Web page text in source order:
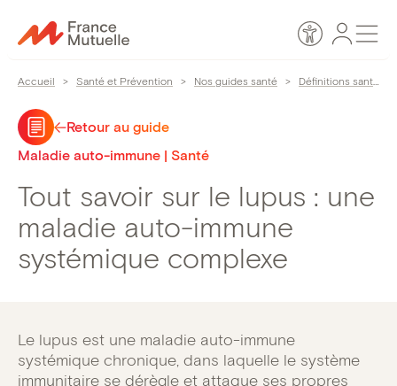
au
Accessibilité
Espace
Accueil > Santé et Prévention > Nos guides santé > Définitions santé
Retour au guide
Maladie auto-immune | Santé
Tout savoir sur le lupus : une
maladie auto-immune
systémique complexe
Le lupus est une maladie auto-immune
systémique chronique, dans laquelle le système
immunitaire se dérègle et attaque ses propres